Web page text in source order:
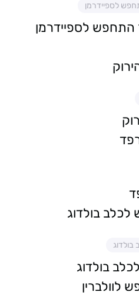
לספיידרמן
התחפש לספיידרמן
בולדוג
בולדוג